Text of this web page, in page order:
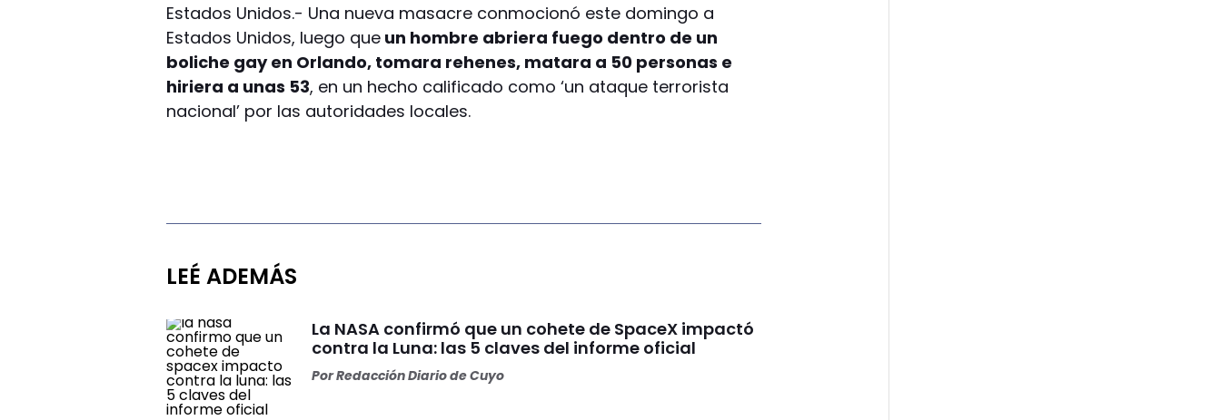
Estados Unidos.- Una nueva masacre conmocionó este domingo a
Estados Unidos, luego que un hombre abriera fuego dentro de un
boliche gay en Orlando, tomara rehenes, matara a 50 personas e
hiriera a unas 53, en un hecho calificado como ‘un ataque terrorista
nacional’ por las autoridades locales.
LEÉ ADEMÁS
La NASA confirmó que un cohete de SpaceX impactó
contra la Luna: las 5 claves del informe oficial
PorRedacción Diario de Cuyo